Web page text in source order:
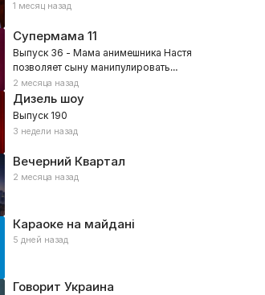
1 месяц назад
Супермама 11
Выпуск 36 - Мама анимешника Настя
позволяет сыну манипулировать
собой?
2 месяца назад
Дизель шоу
Выпуск 190
3 недели назад
Вечерний Квартал
2 месяца назад
Караоке на майдані
5 дней назад
Говорит Украина